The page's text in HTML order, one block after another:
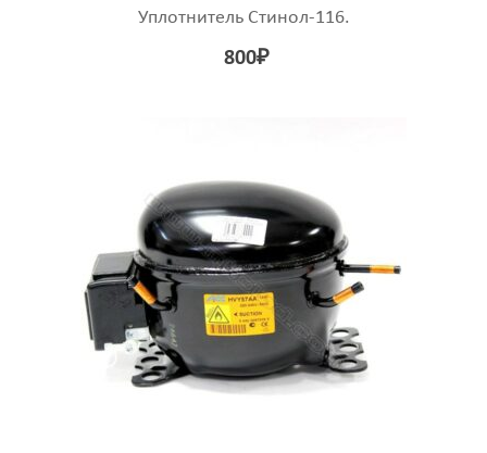
Уплотнитель Стинол-116.
800₽